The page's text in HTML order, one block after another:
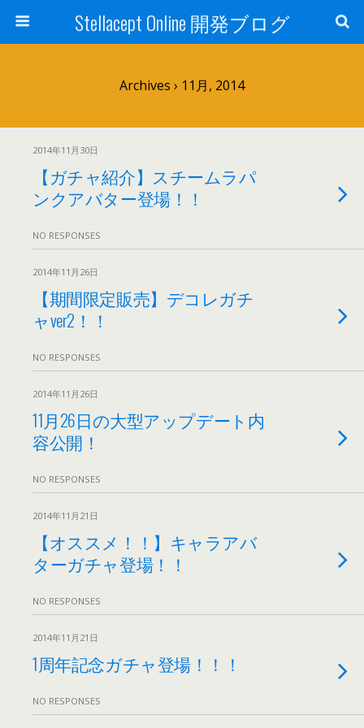
Stellacept Online 開発ブログ
Archives › 11月, 2014
2014年11月30日
【ガチャ紹介】スチームラパ
ンクアバター登場！！
NO RESPONSES
2014年11月26日
【期間限定販売】デコレガチ
ャver2！！
NO RESPONSES
2014年11月26日
11月26日の大型アップデート内
容公開！
NO RESPONSES
2014年11月21日
【オススメ！！】キャラアバ
ターガチャ登場！！
NO RESPONSES
2014年11月21日
1周年記念ガチャ登場！！！
NO RESPONSES